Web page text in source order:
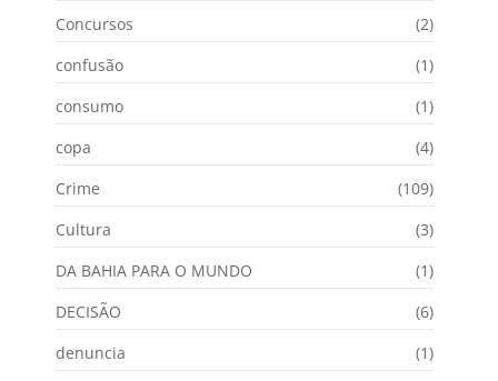
Concursos
(2)
confusão
(1)
consumo
(1)
copa
(4)
Crime
(109)
Cultura
(3)
DA BAHIA PARA O MUNDO
(1)
DECISÃO
(6)
denuncia
(1)